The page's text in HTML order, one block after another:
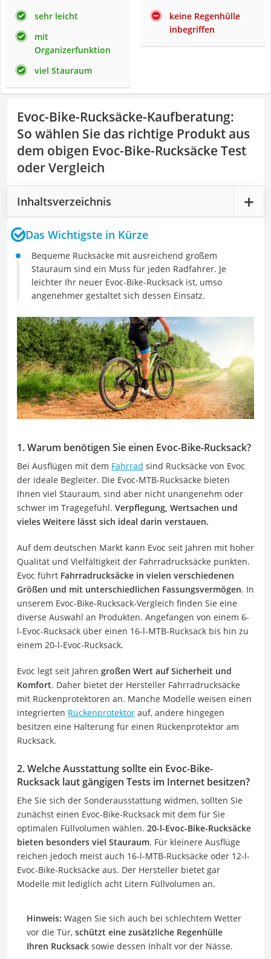
sehr leicht
mit
Organizerfunktion
viel Stauraum
keine Regenhülle
inbegriffen
Evoc-Bike-Rucksäcke-Kaufberatung:
So wählen Sie das richtige Produkt aus
dem obigen Evoc-Bike-Rucksäcke Test
oder Vergleich
Inhaltsverzeichnis
Das Wichtigste in Kürze
Bequeme Rucksäcke mit ausreichend großem
Stauraum sind ein Muss für jeden Radfahrer. Je
leichter Ihr neuer Evoc-Bike-Rucksack ist, umso
angenehmer gestaltet sich dessen Einsatz.
1. Warum benötigen Sie einen Evoc-Bike-Rucksack?
Bei Ausflügen mit dem Fahrrad sind Rucksäcke von Evoc
der ideale Begleiter. Die Evoc-MTB-Rucksäcke bieten
Ihnen viel Stauraum, sind aber nicht unangenehm oder
schwer im Tragegefühl. Verpflegung, Wertsachen und
vieles Weitere lässt sich ideal darin verstauen.
Auf dem deutschen Markt kann Evoc seit Jahren mit hoher
Qualität und Vielfältigkeit der Fahrradrucksäcke punkten.
Evoc führt Fahrradrucksäcke in vielen verschiedenen
Größen und mit unterschiedlichen Fassungsvermögen. In
unserem Evoc-Bike-Rucksack-Vergleich finden Sie eine
diverse Auswahl an Produkten. Angefangen von einem 6-
l-Evoc-Rucksack über einen 16-l-MTB-Rucksack bis hin zu
einem 20-l-Evoc-Rucksack.
Evoc legt seit Jahren großen Wert auf Sicherheit und
Komfort. Daher bietet der Hersteller Fahrradrucksäcke
mit Rückenprotektoren an. Manche Modelle weisen einen
integrierten Rückenprotektor auf, andere hingegen
besitzen eine Halterung für einen Rückenprotektor am
Rucksack.
2. Welche Ausstattung sollte ein Evoc-Bike-
Rucksack laut gängigen Tests im Internet besitzen?
Ehe Sie sich der Sonderausstattung widmen, sollten Sie
zunächst einen Evoc-Bike-Rucksack mit dem für Sie
optimalen Füllvolumen wählen. 20-l-Evoc-Bike-Rucksäcke
bieten besonders viel Stauraum. Für kleinere Ausflüge
reichen jedoch meist auch 16-l-MTB-Rucksäcke oder 12-l-
Evoc-Bike-Rucksäcke aus. Der Hersteller bietet gar
Modelle mit lediglich acht Litern Füllvolumen an.
Hinweis: Wagen Sie sich auch bei schlechtem Wetter
vor die Tür, schützt eine zusätzliche Regenhülle
Ihren Rucksack sowie dessen Inhalt vor der Nässe.